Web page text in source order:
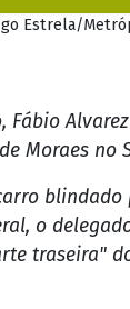
Estrela/
Moraes no
o
traseira"